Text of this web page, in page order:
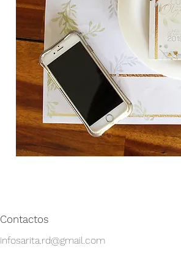
Contactos
infosarita.rd@gmail.com